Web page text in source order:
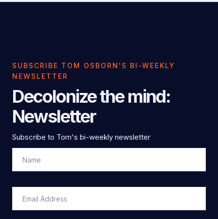
SUBSCRIBE TOM OSBORN'S BI-WEEKLY
NEWSLETTER
Decolonize the mind:
Newsletter
Subscribe to Tom's bi-weekly newsletter